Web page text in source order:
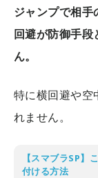
ジャンプで相
回避が防御手
ん。
特に横回避や空
れません。
【スマブラSP】
付ける方法